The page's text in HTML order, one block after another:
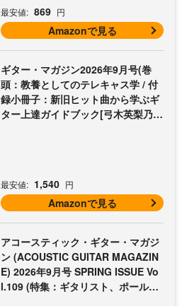
最安値: 869 円
Amazonで見る
ギター・マガジン2026年9月号(巻
頭：教養としてのテレキャス学 / 付
録小冊子：新旧ヒット曲から学ぶギ
ター上達ガイドブック[弓木英梨乃の
最安値: 1,540 円
Amazonで見る
アコースティック・ギター・マガジ
ン (ACOUSTIC GUITAR MAGAZIN
E) 2026年9月号 SPRING ISSUE Vo
l.109 (特集：ギタリスト、ポール・